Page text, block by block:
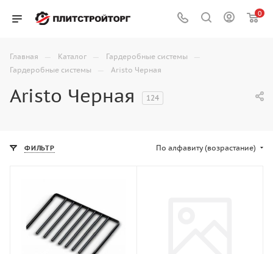
0
Главная — Каталог — Гардеробные системы —
Гардеробные системы — Aristo Черная
Aristo Черная 124
ФИЛЬТР По алфавиту (возрастание)